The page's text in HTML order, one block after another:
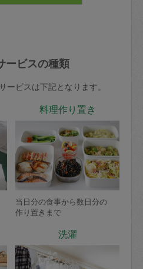
ービスの種類
ービスは下記となります。
料理作り置き
当日分の食事から数日分の
作り置きまで
洗濯